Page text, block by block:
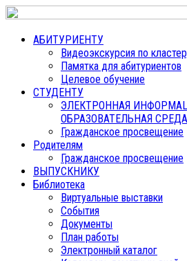
АБИТУРИЕНТУ
Видеоэкскурсия по
Памятка для абитуриентов
Целевое обучение
СТУДЕНТУ
ЭЛЕКТРОННАЯ
ОБРАЗОВАТЕЛЬНАЯ
Гражданское просвещение
Родителям
Гражданское просвещение
ВЫПУСКНИКУ
Библиотека
Виртуальные выставки
События
Документы
План работы
Электронный каталог